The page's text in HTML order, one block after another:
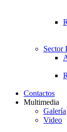
Sector
Contactos
Multimedia
Galería
Video